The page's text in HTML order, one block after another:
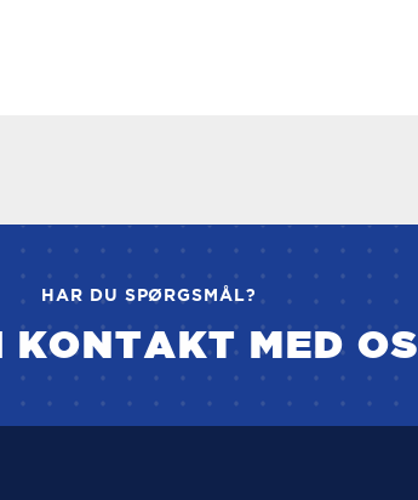
HAR DU SPØRGSMÅL?
KONTAKT MED OS